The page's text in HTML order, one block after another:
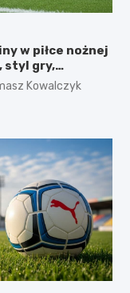
w piłce nożnej
styl gry,
Kowalczyk